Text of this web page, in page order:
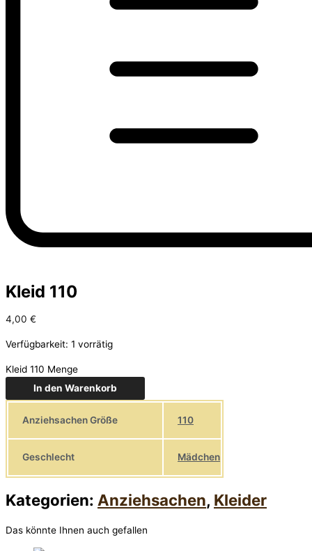
Kleid 110
4,00 €
Verfügbarkeit: 1 vorrätig
Kleid 110 Menge
In den Warenkorb
Anziehsachen Größe 110
Geschlecht Mädchen
Kategorien: Anziehsachen, Kleider
Das könnte Ihnen auch gefallen